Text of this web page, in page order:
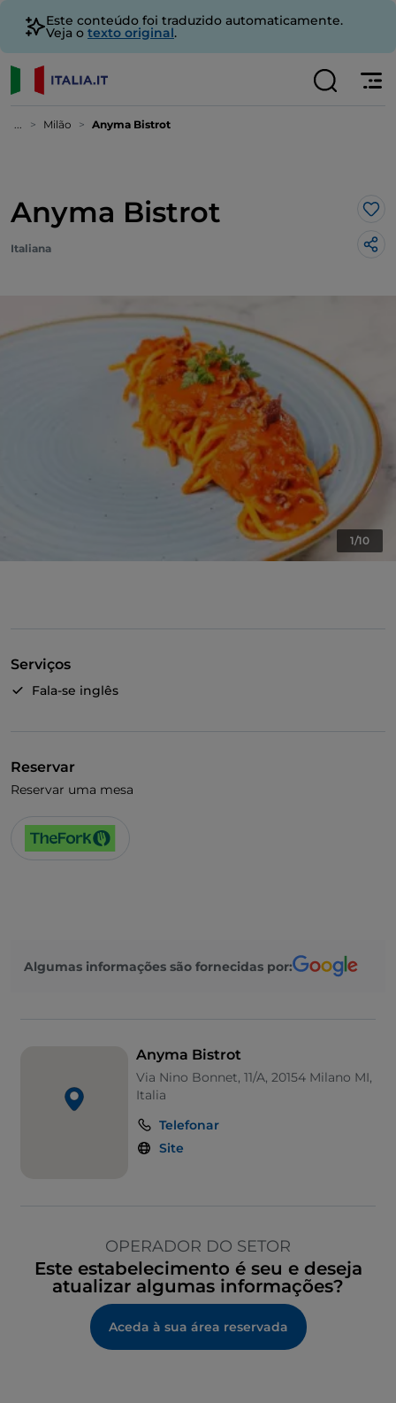
Este conteúdo foi traduzido automaticamente.
Veja o texto original.
... Milão Anyma Bistrot
Anyma Bistrot
Italiana
1/10
Serviços
Fala-se inglês
Reservar
Reservar uma mesa
Algumas informações são fornecidas por:
Anyma Bistrot
Via Nino Bonnet, 11/A, 20154 Milano MI,
Italia
Telefonar
Site
OPERADOR DO SETOR
Este estabelecimento é seu e deseja
atualizar algumas informações?
Aceda à sua área reservada